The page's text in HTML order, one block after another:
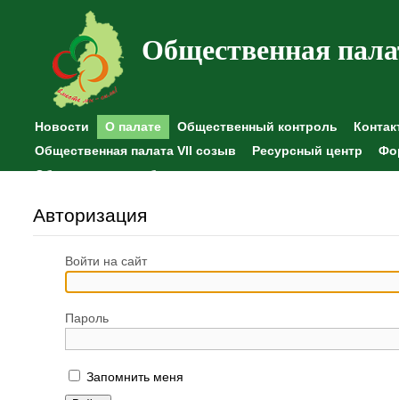
Общественная
Новости О палате Общественный контроль
Общественная палата VII созыв
Ресурсный центр
Общественные наблюдения
Авторизация
Войти на сайт
Пароль
Запомнить меня